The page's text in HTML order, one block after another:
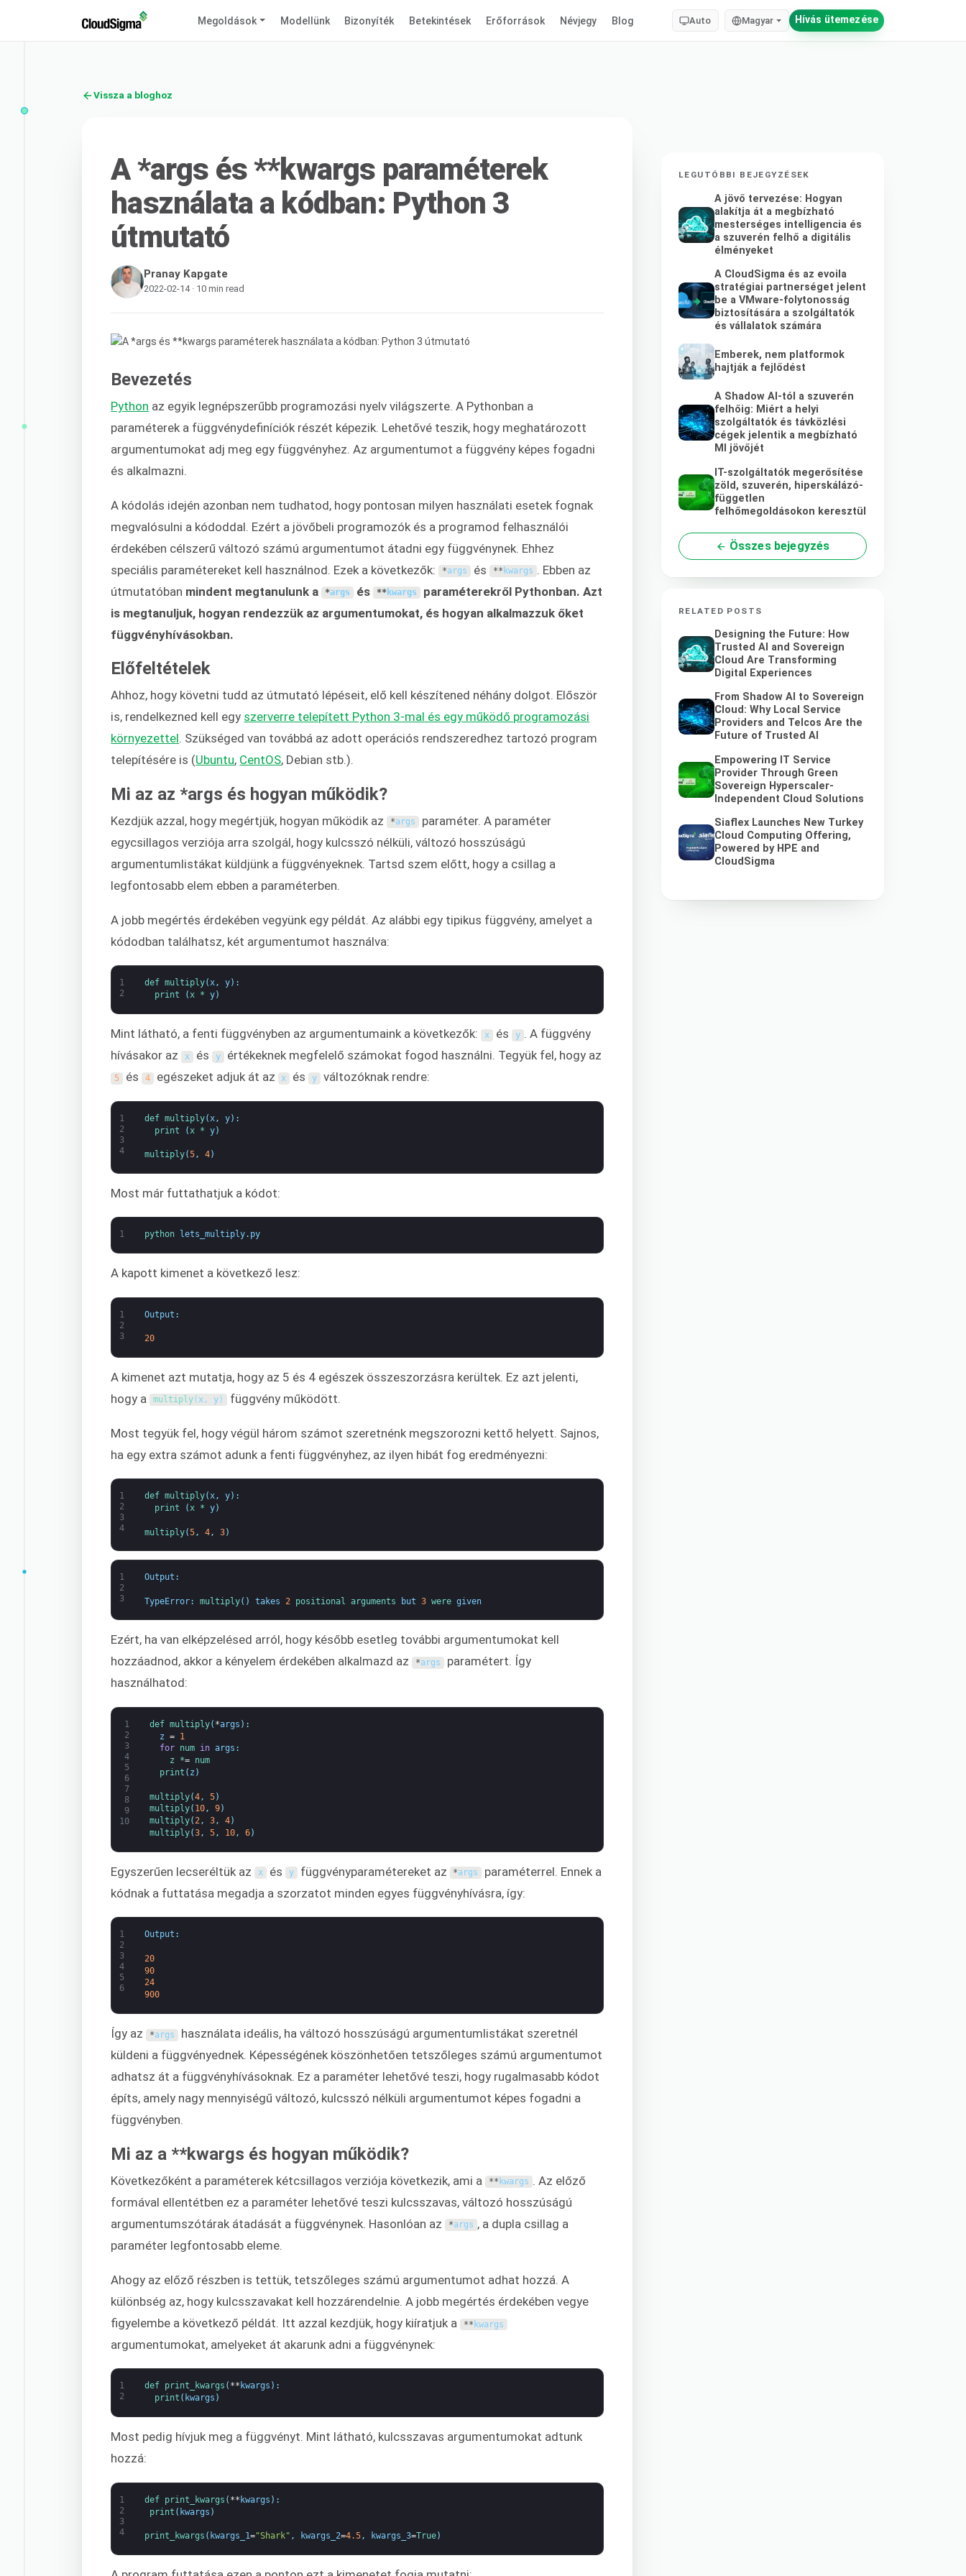
Megoldások Modellünk Bizonyíték Betekintések Erőforrások Névjegy Blog Auto Magyar Hívás ütemezése
Vissza a bloghoz
A *args és **kwargs paraméterek
használata a kódban: Python 3
útmutató
Pranay Kapgate
2022-02-14 · 10 min read
Bevezetés
Python az egyik legnépszerűbb programozási nyelv világszerte. A Pythonban a
paraméterek a függvénydefiníciók részét képezik. Lehetővé teszik, hogy meghatározott
argumentumokat adj meg egy függvényhez. Az argumentumot a függvény képes fogadni
és alkalmazni.
A kódolás idején azonban nem tudhatod, hogy pontosan milyen használati esetek fognak
megvalósulni a kódoddal. Ezért a jövőbeli programozók és a programod felhasználói
érdekében célszerű változó számú argumentumot átadni egy függvénynek. Ehhez
speciális paramétereket kell használnod. Ezek a következők: *args és **kwargs . Ebben az
útmutatóban mindent megtanulunk a *args és **kwargs paraméterekről Pythonban. Azt
is megtanuljuk, hogyan rendezzük az argumentumokat, és hogyan alkalmazzuk őket
függvényhívásokban.
Előfeltételek
Ahhoz, hogy követni tudd az útmutató lépéseit, elő kell készítened néhány dolgot. Először
is, rendelkezned kell egy szerverre telepített Python 3-mal és egy működő programozási
környezettel. Szükséged van továbbá az adott operációs rendszeredhez tartozó program
telepítésére is (Ubuntu, CentOS, Debian stb.).
Mi az az *args és hogyan működik?
Kezdjük azzal, hogy megértjük, hogyan működik az *args paraméter. A paraméter
egycsillagos verziója arra szolgál, hogy kulcsszó nélküli, változó hosszúságú
argumentumlistákat küldjünk a függvényeknek. Tartsd szem előtt, hogy a csillag a
legfontosabb elem ebben a paraméterben.
A jobb megértés érdekében vegyünk egy példát. Az alábbi egy tipikus függvény, amelyet a
kódodban találhatsz, két argumentumot használva:
1
2
def multiply(x, y) :
print
(x * y)
Mint látható, a fenti függvényben az argumentumaink a következők: x és y . A függvény
hívásakor az x és y értékeknek megfelelő számokat fogod használni. Tegyük fel, hogy az
5 és 4 egészeket adjuk át az x és y változóknak rendre:
1
2
3
4
def multiply(x, y) :
print
( x * y)
multiply(5, 4)
Most már futtathatjuk a kódot:
1 python lets_multiply. py
A kapott kimenet a következő lesz:
1
2
3
Output :
20
A kimenet azt mutatja, hogy az 5 és 4 egészek összeszorzásra kerültek. Ez azt jelenti,
hogy a multiply(x , y) függvény működött.
Most tegyük fel, hogy végül három számot szeretnénk megszorozni kettő helyett. Sajnos,
ha egy extra számot adunk a fenti függvényhez, az ilyen hibát fog eredményezni:
1
2
3
4
def multiply(x, y) :
print
(x * y)
multiply(5, 4, 3)
1
2
3
Output :
TypeError: multiply( ) takes 2 positional arguments but 3 were given
Ezért, ha van elképzelésed arról, hogy később esetleg további argumentumokat kell
hozzáadnod, akkor a kényelem érdekében alkalmazd az *args paramétert. Így
használhatod:
1
2
3
4
5
6
7
8
9
10
def multiply( *args ) :
z = 1
for num in args :
z *= num
print ( z )
multiply(4, 5)
multiply( 10, 9)
multiply(2, 3, 4)
multiply(3, 5, 10, 6)
Egyszerűen lecseréltük az x és y függvényparamétereket az *args
paraméterrel. Ennek a
kódnak a futtatása megadja a szorzatot minden egyes függvényhívásra, így:
1
2
3
4
5
6
Output :
20
90
24
900
Így az *args használata ideális, ha változó hosszúságú argumentumlistákat szeretnél
küldeni a függvényednek. Képességének köszönhetően tetszőleges számú argumentumot
adhatsz át a függvényhívásoknak. Ez a paraméter lehetővé teszi, hogy rugalmasabb kódot
építs, amely nagy mennyiségű változó, kulcsszó nélküli argumentumot képes fogadni a
függvényben.
Mi az a **kwargs és hogyan működik?
Következőként a paraméterek kétcsillagos verziója következik, ami a ** kwargs . Az előző
formával ellentétben ez a paraméter lehetővé teszi kulcsszavas, változó hosszúságú
argumentumszótárak átadását a függvénynek. Hasonlóan az *args , a dupla csillag a
paraméter legfontosabb eleme.
Ahogy az előző részben is tettük, tetszőleges számú argumentumot adhat hozzá. A
különbség az, hogy kulcsszavakat kell hozzárendelnie. A jobb megértés érdekében vegye
figyelembe a következő példát. Itt azzal kezdjük, hogy kiíratjuk a ** kwargs
argumentumokat, amelyeket át akarunk adni a függvénynek:
1
2
def print_kwargs ( ** kwargs ) :
print ( kwargs )
Most pedig hívjuk meg a függvényt. Mint látható, kulcsszavas argumentumokat adtunk
hozzá:
1
2
3
4
def print_kwargs ( ** kwargs ) :
print ( kwargs )
print_kwargs ( kwargs_1="Shark" , kwargs_2=4.5, kwargs_3=True)
LEGUTÓBBI BEJEGYZÉSEK
A jövő tervezése: Hogyan
alakítja át a megbízható
mesterséges intelligencia és
a szuverén felhő a digitális
élményeket
A CloudSigma és az evoila
stratégiai partnerséget jelent
be a VMware-folytonosság
biztosítására a szolgáltatók
és vállalatok számára
Emberek, nem platformok
hajtják a fejlődést
A Shadow AI-tól a szuverén
felhőig: Miért a helyi
szolgáltatók és távközlési
cégek jelentik a megbízható
MI jövőjét
IT-szolgáltatók megerősítése
zöld, szuverén, hiperskálázó-
független
felhőmegoldásokon keresztül
Összes bejegyzés
RELATED POSTS
Designing the Future: How
Trusted AI and Sovereign
Cloud Are Transforming
Digital Experiences
From Shadow AI to Sovereign
Cloud: Why Local Service
Providers and Telcos Are the
Future of Trusted AI
Empowering IT Service
Provider Through Green
Sovereign Hyperscaler-
Independent Cloud Solutions
Siaflex Launches New Turkey
Cloud Computing Offering,
Powered by HPE and
CloudSigma